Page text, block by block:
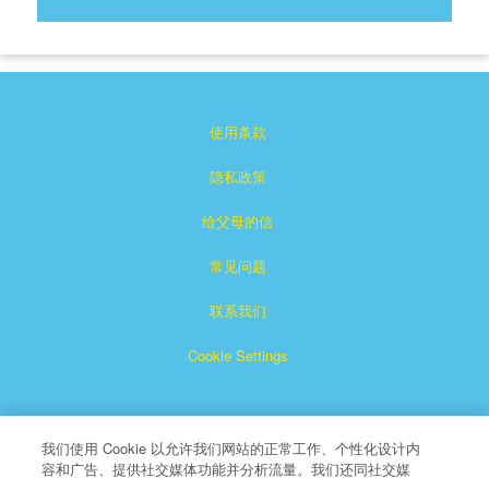
使用条款
隐私政策
给父母的信
常见问题
联系我们
Cookie Settings
我们使用 Cookie 以允许我们网站的正常工作、个性化设计内
容和广告、提供社交媒体功能并分析流量。我们还同社交媒